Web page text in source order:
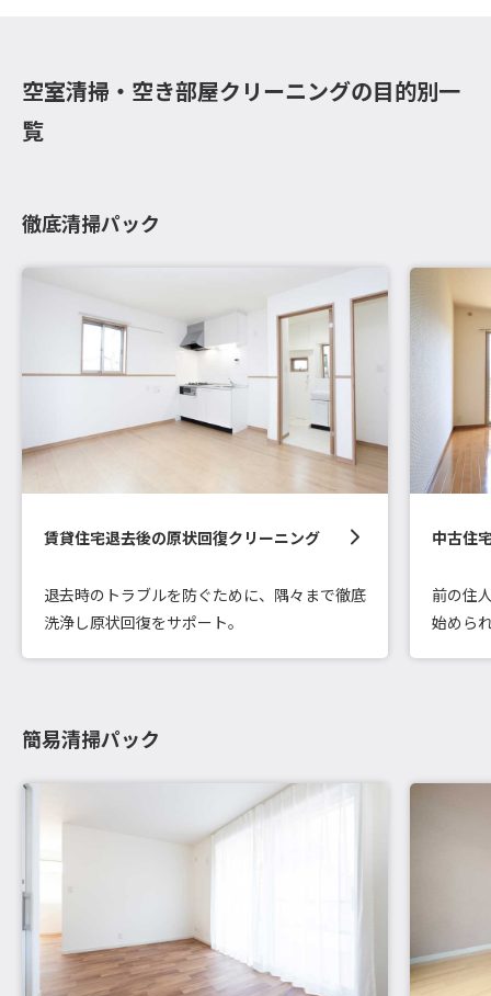
空室清掃・空き部屋クリーニングの目的別一
覧
徹底清掃パック
賃貸住宅退去後の原状回復クリーニング
退去時のトラブルを防ぐために、隅々まで徹底
洗浄し原状回復をサポート。
中古住
前の住
始めら
簡易清掃パック